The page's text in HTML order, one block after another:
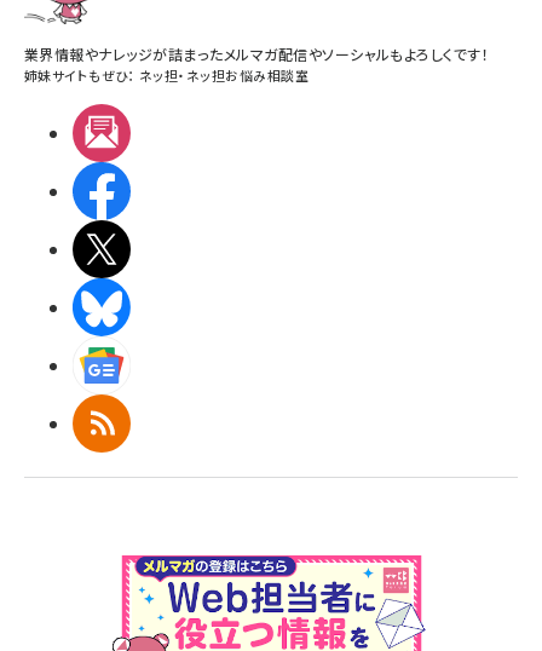
業界情報やナレッジが詰まったメルマガ配信やソーシャルもよろしくです！
姉妹サイトもぜひ： ネッ担・ ネッ担お悩み相談室
RSS